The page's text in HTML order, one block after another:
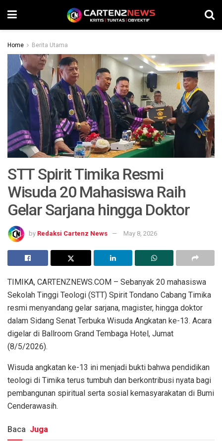
Home Berita Utama
STT Spirit Timika Resmi
Wisuda 20 Mahasiswa Raih
Gelar Sarjana hingga Doktor
by Redaksi Cartenz News May 8, 2026
TIMIKA, CARTENZNEWS.COM – Sebanyak 20 mahasiswa
Sekolah Tinggi Teologi (STT) Spirit Tondano Cabang Timika
resmi menyandang gelar sarjana, magister, hingga doktor
dalam Sidang Senat Terbuka Wisuda Angkatan ke-13. Acara
digelar di Ballroom Grand Tembaga Hotel, Jumat
(8/5/2026).
Wisuda angkatan ke-13 ini menjadi bukti bahwa pendidikan
teologi di Timika terus tumbuh dan berkontribusi nyata bagi
pembangunan spiritual serta sosial kemasyarakatan di Bumi
Cenderawasih.
Baca Juga